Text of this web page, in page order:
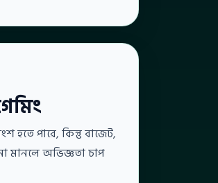
হতে পারে, কিন্তু বাজেট,
মানলে অভিজ্ঞতা চাপ